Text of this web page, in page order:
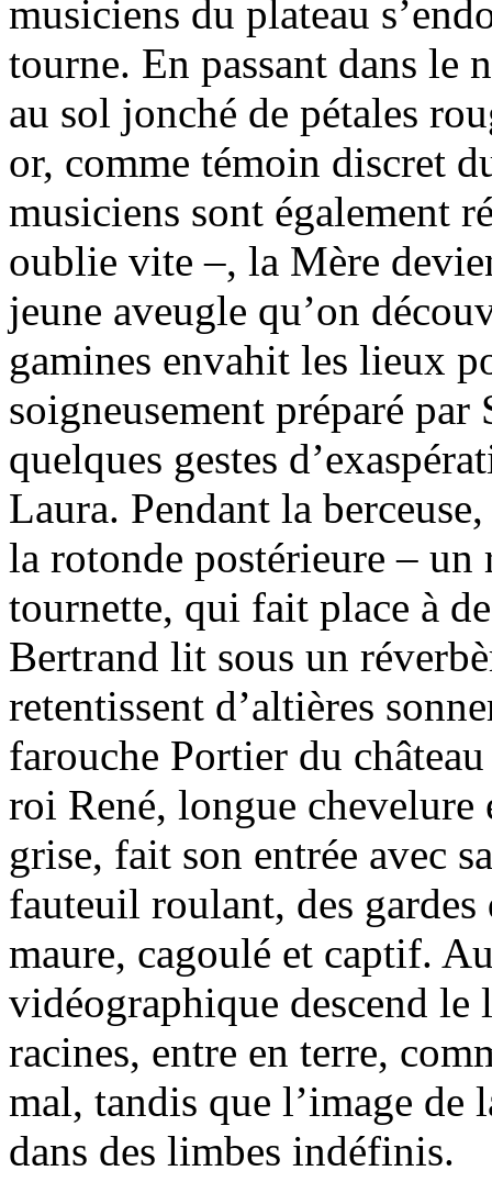
musiciens du plateau
tourne. En passant dans le
au sol jonché de pétales
or, comme témoin discret
musiciens sont également
oublie vite –, la Mère
jeune aveugle qu’on
gamines envahit les lieux
soigneusement préparé
quelques gestes
Laura. Pendant la
la rotonde postérieure –
tournette, qui fait place à
Bertrand lit sous un
retentissent d’altières
farouche Portier du
roi René, longue chevelure
grise, fait son entrée avec
fauteuil roulant, des
maure, cagoulé et captif.
vidéographique descend le
racines, entre en terre,
mal, tandis que l’image de
dans des limbes indéfinis.